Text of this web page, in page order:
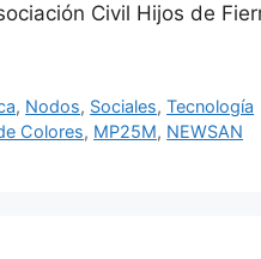
Civil Hijos de
, Nodos, Sociales,Tecnología
Colores, MP25M, NEWSAN